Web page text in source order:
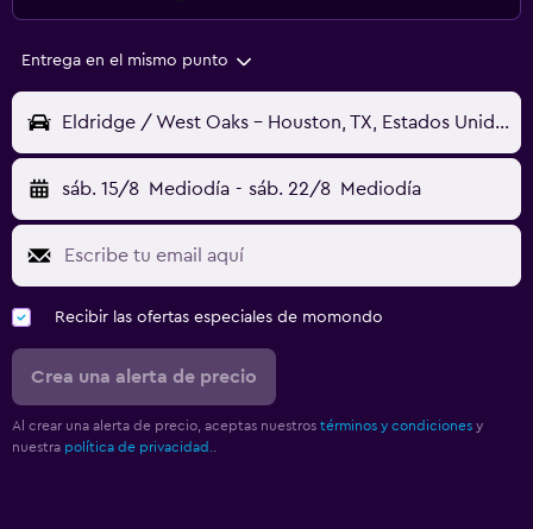
Entrega en el mismo punto
Eldridge / West Oaks - Houston, TX, Estados Unidos
sáb. 15/8 Mediodía - sáb. 22/8 Mediodía
Recibir las ofertas especiales de momondo
Crea una alerta de precio
Al crear una alerta de precio, aceptas nuestros términos y condiciones y
nuestra política de privacidad..